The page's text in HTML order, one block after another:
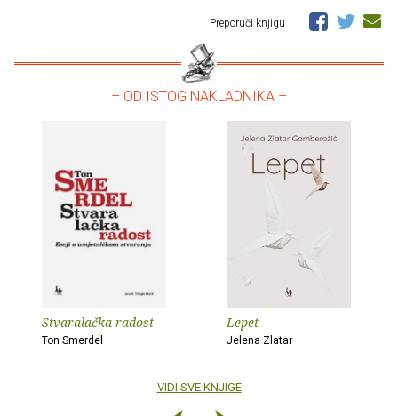
Preporuči knjigu
– OD ISTOG NAKLADNIKA –
Stvaralačka radost
Ton Smerdel
Lepet
Jelena Zlatar
VIDI SVE KNJIGE